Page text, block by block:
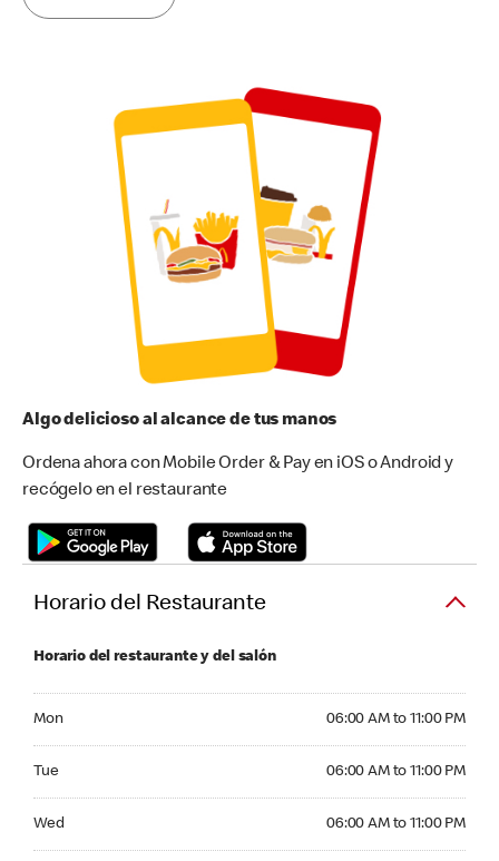
Algo delicioso al alcance de tus manos
Ordena ahora con Mobile Order & Pay en iOS o Android y
recógelo en el restaurante
Horario del Restaurante
Horario del restaurante y del salón
Mon 06:00 AM to 11:00 PM
Tue 06:00 AM to 11:00 PM
Wed 06:00 AM to 11:00 PM